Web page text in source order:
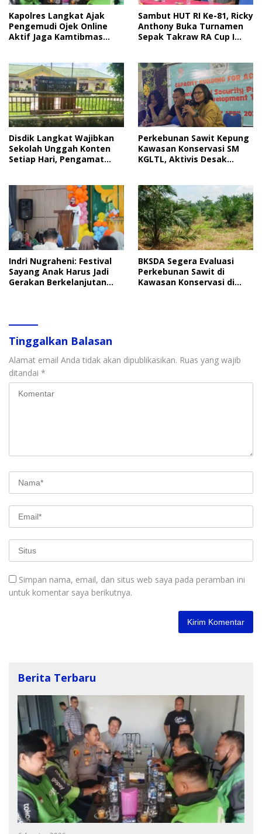
Kapolres Langkat Ajak
Pengemudi Ojek Online
Aktif Jaga Kamtibmas
Sambut HUT RI Ke-81, Ricky
Anthony Buka Turnamen
Sepak Takraw RA Cup I
Disdik Langkat Wajibkan
Sekolah Unggah Konten
Setiap Hari, Pengamat
Perkebunan Sawit Kepung
Kawasan Konservasi SM
KGLTL, Aktivis Desak
Indri Nugraheni: Festival
Sayang Anak Harus Jadi
Gerakan Berkelanjutan
BKSDA Segera Evaluasi
Perkebunan Sawit di
Kawasan Konservasi di
Tinggalkan Balasan
Alamat email Anda tidak akan dipublikasikan. Ruas yang wajib
ditandai *
Simpan nama, email, dan situs web saya pada peramban ini
untuk komentar saya berikutnya.
Berita Terbaru